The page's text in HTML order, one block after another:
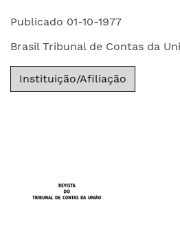
Publicado 01-10-1977
Brasil Tribunal de Contas da
Instituição/Afiliação